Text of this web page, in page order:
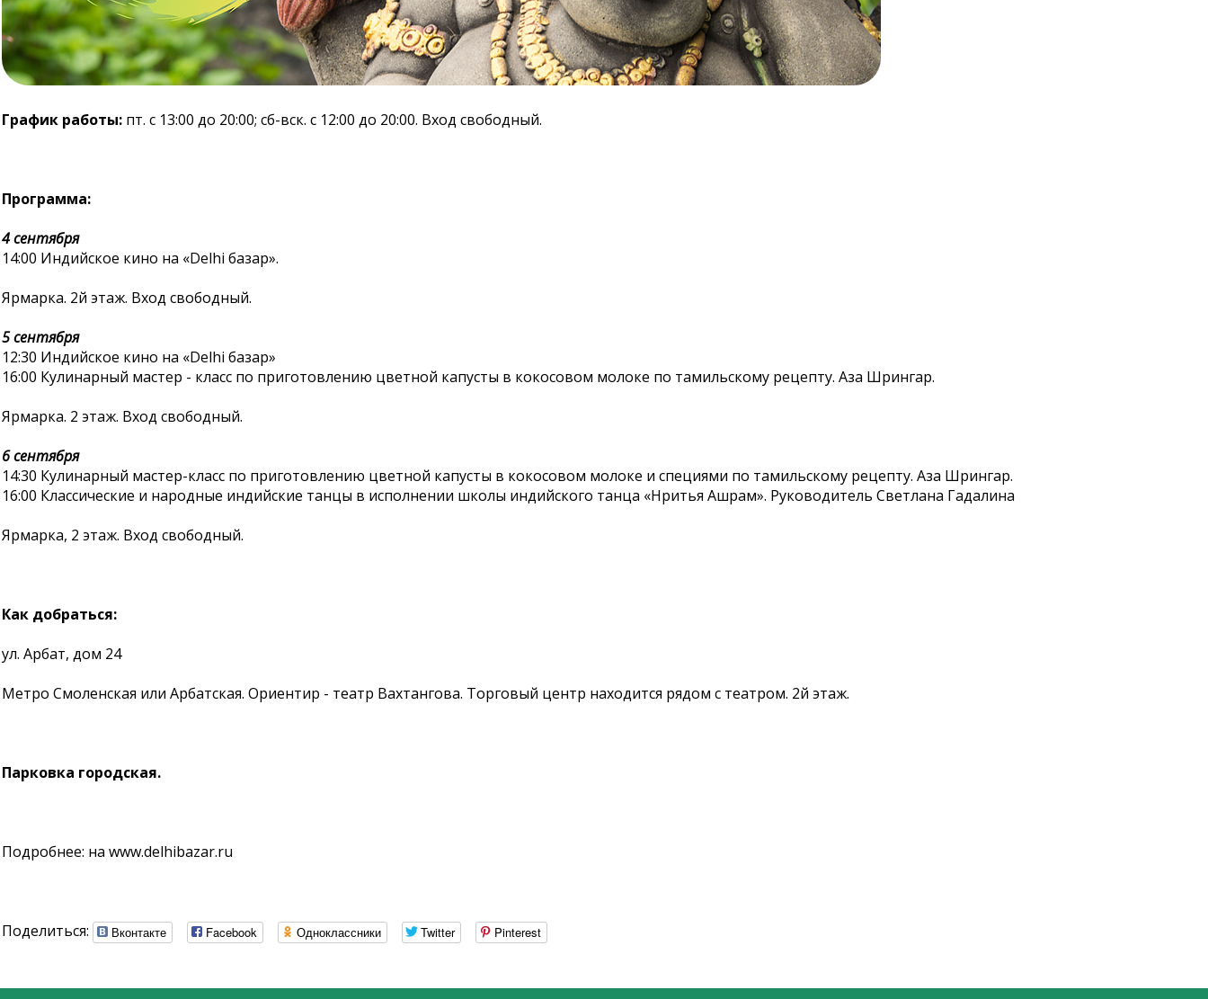
График работы: пт. с 13:00 до 20:00; сб-вск. с 12:00 до 20:00. Вход свободный.​
Программа:
4 сентября
14:00 Индийское кино на «Delhi базар».
Ярмарка. 2й этаж. Вход свободный.
​5 сентября
12:30 Индийское кино на «Delhi базар»
16:00 Кулинарный мастер - класс по приготовлению цветной капусты в кокосовом молоке по тамильскому рецепту. Аза Шрингар.
Ярмарка. 2 этаж. Вход свободный.
6 сентября
14:30 Кулинарный мастер-класс по приготовлению цветной капусты в кокосовом молоке и специями по тамильскому рецепту. Аза Шрингар.
16:00 Классические и народные индийские танцы в исполнении школы индийского танца «Нритья Ашрам». Руководитель Светлана Гадалина
Ярмарка, 2 этаж. Вход свободный.
Как добраться:
ул. Арбат, дом 24​
Метро Смоленская или Арбатская. Ориентир - театр Вахтангова. Торговый центр находится рядом с театром. 2й этаж.
Парковка городская.
Подробнее: на www.delhibazar.ru
Поделиться: Вконтакте Facebook Одноклассники Twitter Pinterest